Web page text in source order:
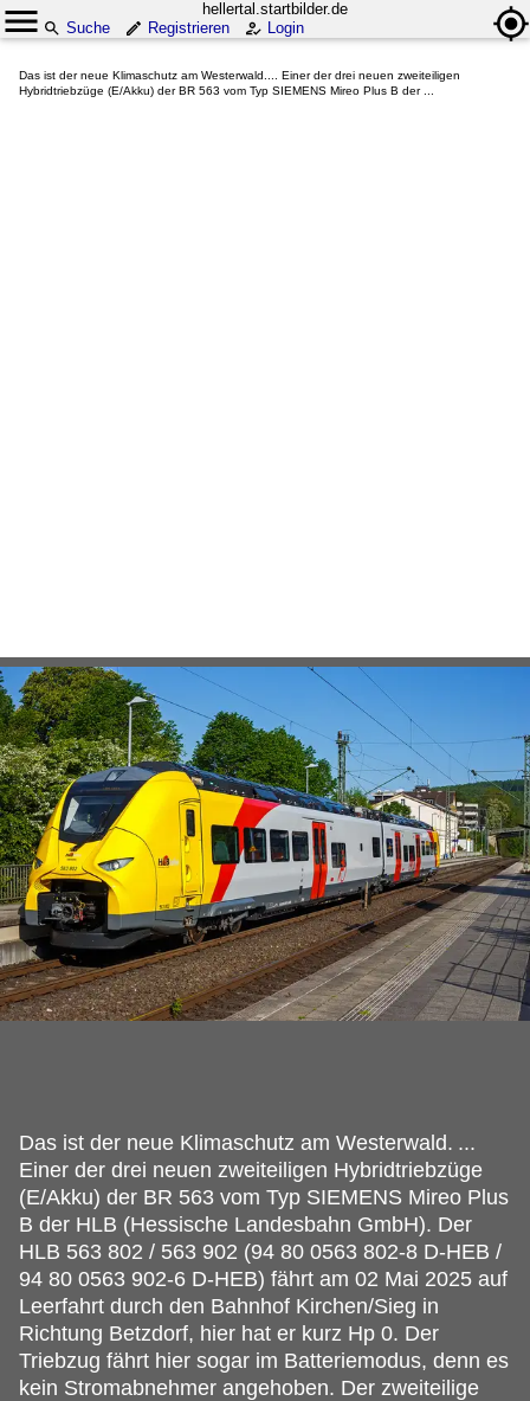
hellertal.startbilder.de
Suche
Registrieren Login
Das ist der neue Klimaschutz am Westerwald.... Einer der drei neuen zweiteiligen
Hybridtriebzüge (E/Akku) der BR 563 vom Typ SIEMENS Mireo Plus B der ...
Das ist der neue Klimaschutz am Westerwald. ...
Einer der drei neuen zweiteiligen Hybridtriebzüge
(E/Akku) der BR 563 vom Typ SIEMENS Mireo Plus
B der HLB (Hessische Landesbahn GmbH). Der
HLB 563 802 / 563 902 (94 80 0563 802-8 D-HEB /
94 80 0563 902-6 D-HEB) fährt am 02 Mai 2025 auf
Leerfahrt durch den Bahnhof Kirchen/Sieg in
Richtung Betzdorf, hier hat er kurz Hp 0. Der
Triebzug fährt hier sogar im Batteriemodus, denn es
kein Stromabnehmer angehoben. Der zweiteilige